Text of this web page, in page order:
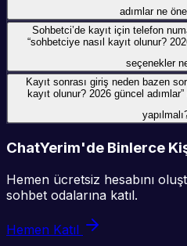
adımlar ne
Sohbetci’de kayıt için telefon
“sohbetciye nasıl kayıt olunur?
seçenekler
Kayıt sonrası giriş neden bazen
kayıt olunur? 2026 güncel
ChatYerim'de Binlerce
Hemen ücretsiz hesabını
sohbet odalarına katıl.
Hemen Katıl